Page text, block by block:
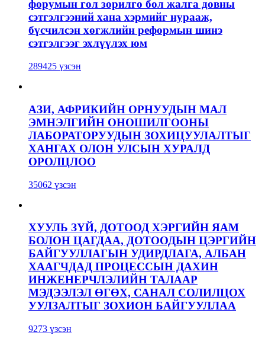
форумын гол зорилго бол жалга довны
сэтгэлгээний хана хэрмийг нурааж,
бүсчилсэн хөгжлийн реформын шинэ
сэтгэлгээг эхлүүлэх юм
289425 үзсэн
АЗИ, АФРИКИЙН ОРНУУДЫН МАЛ
ЭМНЭЛГИЙН ОНОШИЛГООНЫ
ЛАБОРАТОРУУДЫН ЗОХИЦУУЛАЛТЫГ
ХАНГАХ ОЛОН УЛСЫН ХУРАЛД
ОРОЛЦЛОО
35062 үзсэн
ХУУЛЬ ЗҮЙ, ДОТООД ХЭРГИЙН ЯАМ
БОЛОН ЦАГДАА, ДОТООДЫН ЦЭРГИЙН
БАЙГУУЛЛАГЫН УДИРДЛАГА, АЛБАН
ХААГЧДАД ПРОЦЕССЫН ДАХИН
ИНЖЕНЕРЧЛЭЛИЙН ТАЛААР
МЭДЭЭЛЭЛ ӨГӨХ, САНАЛ СОЛИЛЦОХ
УУЛЗАЛТЫГ ЗОХИОН БАЙГУУЛЛАА
9273 үзсэн